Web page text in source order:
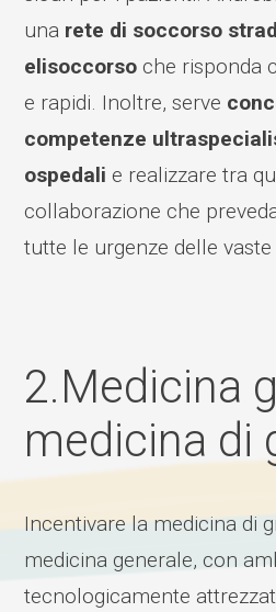
una rete di soccorso
elisoccorso che risponda
e rapidi. Inoltre, serve
competenze
ospedali e realizzare tra
collaborazione che
tutte le urgenze delle
2.Medicina
medicina di
Incentivare la medicina di
medicina generale, con
tecnologicamente